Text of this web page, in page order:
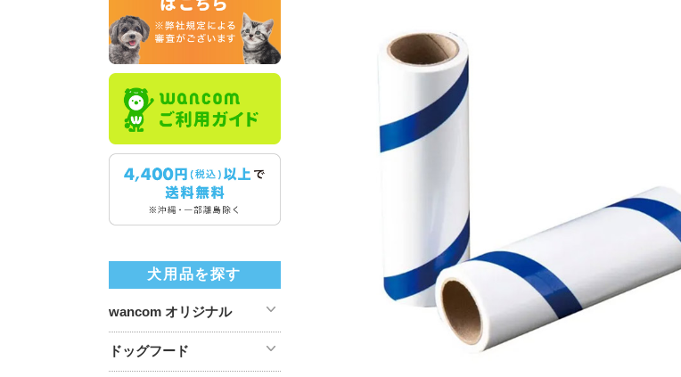
犬用品を探す
wancom オリジナル
ドッグフード